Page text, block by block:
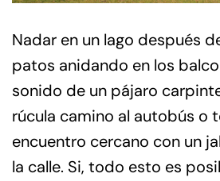
Nadar en un lago después
patos anidando en los
sonido de un pájaro
rúcula camino al autobús o
encuentro cercano con un
la calle. Si, todo esto es